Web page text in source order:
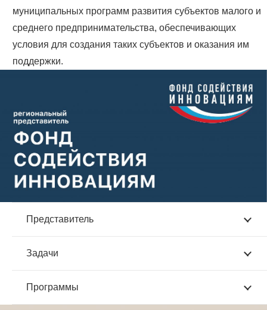
муниципальных программ развития субъектов малого и
среднего предпринимательства, обеспечивающих
условия для создания таких субъектов и оказания им
поддержки.
Представитель
Задачи
Программы